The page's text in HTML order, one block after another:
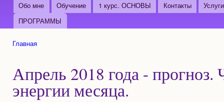
Основные ссылки
Обо мне Обучение 1 курс. ОСНОВЫ Контакты
Услуги
ПРОГРАММЫ
Главная
Апрель 2018 года - прогноз.
энергии месяца.